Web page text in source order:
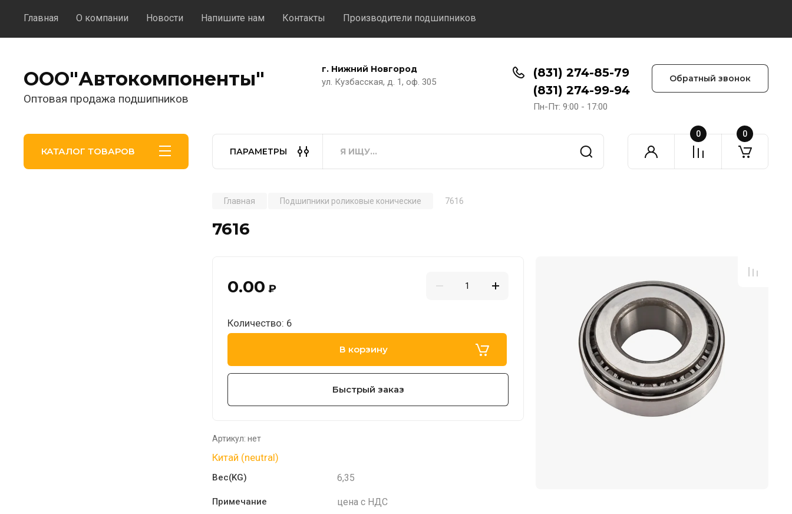
Главная О компании Новости Напишите нам Контакты Производители подшипников
ООО"Автокомпоненты"
Оптовая продажа подшипников
г. Нижний Новгород
ул. Кузбасская, д. 1, оф. 305
(831) 274-85-79
(831) 274-99-94
Пн-Пт: 9:00 - 17:00
Обратный звонок
КАТАЛОГ ТОВАРОВ ПАРАМЕТРЫ
0 0
Главная Подшипники роликовые конические 7616
7616
0.00 ₽
Количество: 6
В корзину
Быстрый заказ
Артикул: нет
Китай (neutral)
Вес(KG) 6,35
Примечание цена с НДС